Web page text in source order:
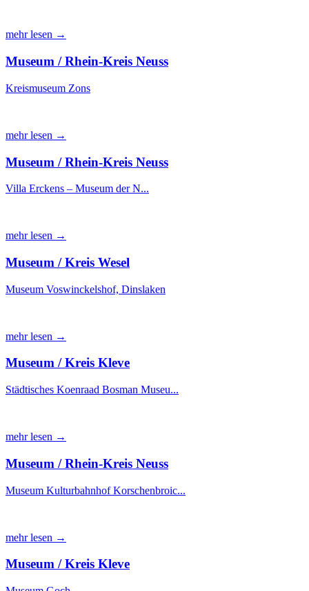
mehr lesen →
Museum / Rhein-Kreis Neuss
Kreismuseum Zons
mehr lesen →
Museum / Rhein-Kreis Neuss
Villa Erckens – Museum der N...
mehr lesen →
Museum / Kreis Wesel
Museum Voswinckelshof, Dinslaken
mehr lesen →
Museum / Kreis Kleve
Städtisches Koenraad Bosman Museu...
mehr lesen →
Museum / Rhein-Kreis Neuss
Museum Kulturbahnhof Korschenbroic...
mehr lesen →
Museum / Kreis Kleve